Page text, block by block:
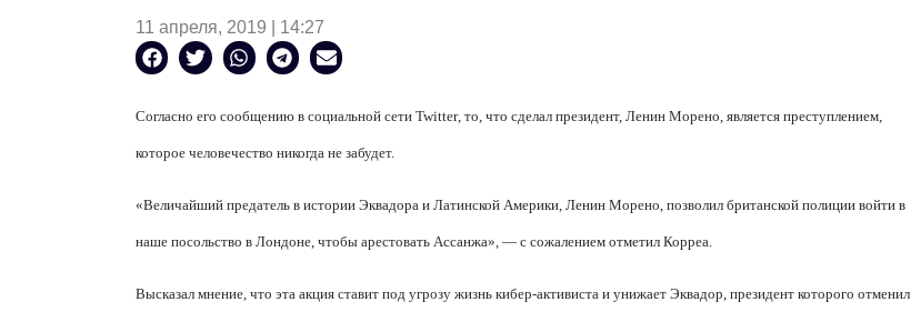
11 апреля, 2019 | 14:27
Согласно его сообщению в социальной сети Twitter, то, что сделал президент, Ленин Морено, является преступлением,
которое человечество никогда не забудет.
«Величайший предатель в истории Эквадора и Латинской Америки, Ленин Морено, позволил британской полиции войти в
наше посольство в Лондоне, чтобы арестовать Ассанжа», — с сожалением отметил Корреа.
Высказал мнение, что эта акция ставит под угрозу жизнь кибер-активиста и унижает Эквадор, президент которого отменил